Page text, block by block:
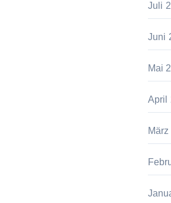
Juli
Juni
Mai
April